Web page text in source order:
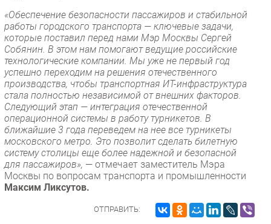
«Обеспечение безопасности пассажиров и стабильной
работы городского транспорта — ключевые задачи,
которые поставил перед нами Мэр Москвы Сергей
Собянин. В этом нам помогают ведущие российские
технологические компании. Мы уже не первый год
успешно переходим на решения отечественного
производства, чтобы транспортная ИТ-инфраструктура
стала полностью независимой от внешних факторов.
Следующий этап — интеграция отечественной
операционной системы в работу турникетов. В
ближайшие 3 года переведем на нее все турникеты
московского метро. Это позволит сделать билетную
систему столицы еще более надежной и безопасной
для пассажиров», — отмечает заместитель Мэра
Москвы по вопросам транспорта и промышленности
Максим Ликсутов.
ОТПРАВИТЬ: